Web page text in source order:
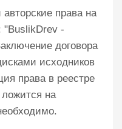
права на
"BuslikDrev -
договора
исходников
права в реестре
ложится на